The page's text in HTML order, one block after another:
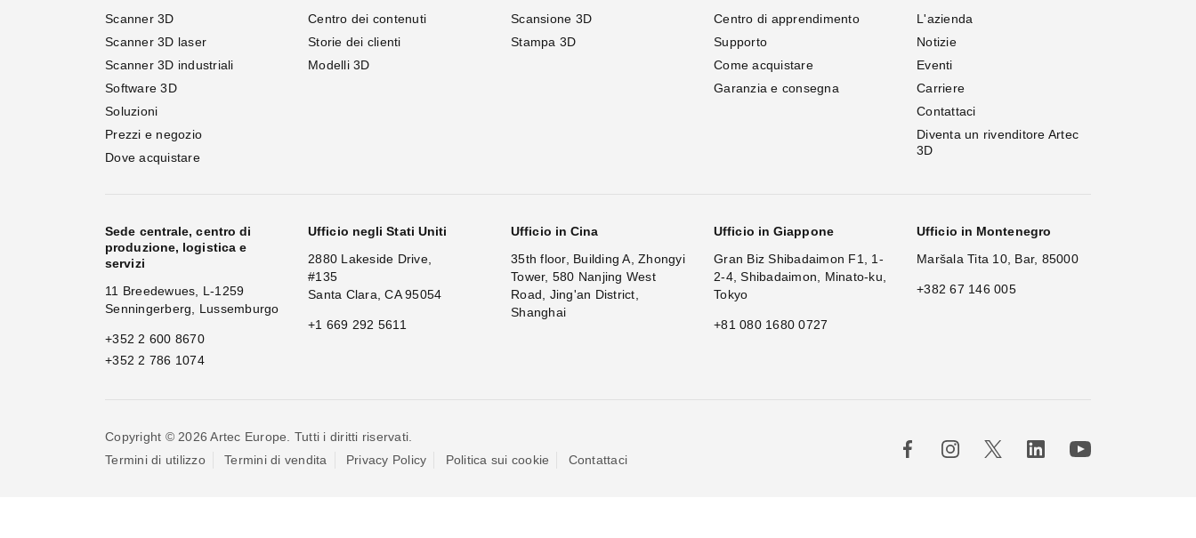
Scanner 3D
Scanner 3D laser
Scanner 3D industriali
Software 3D
Soluzioni
Prezzi e negozio
Dove acquistare
Centro dei contenuti
Storie dei clienti
Modelli 3D
Scansione 3D
Stampa 3D
Centro di apprendimento
Supporto
Come acquistare
Garanzia e consegna
L'azienda
Notizie
Eventi
Carriere
Contattaci
Diventa un rivenditore Artec
3D
Sede centrale, centro di
produzione, logistica e
servizi
11 Breedewues, L-1259
Senningerberg, Lussemburgo
+352 2 600 8670
+352 2 786 1074
Ufficio negli Stati Uniti
2880 Lakeside Drive,
#135
Santa Clara, CA 95054
+1 669 292 5611
Ufficio in Cina
35th floor, Building A, Zhongyi
Tower, 580 Nanjing West
Road, Jing'an District,
Shanghai
Ufficio in Giappone
Gran Biz Shibadaimon F1, 1-
2-4, Shibadaimon, Minato-ku,
Tokyo
+81 080 1680 0727
Ufficio in Montenegro
Maršala Tita 10, Bar, 85000
+382 67 146 005
Copyright © 2026 Artec Europe. Tutti i diritti riservati.
Termini di utilizzo
Termini di vendita Privacy Policy Politica sui cookie Contattaci